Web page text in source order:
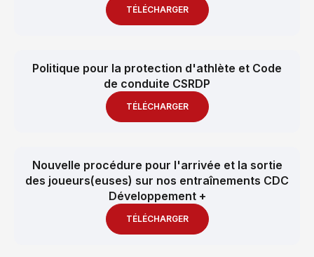
TÉLÉCHARGER
Politique pour la protection d'athlète et Code
de conduite CSRDP
TÉLÉCHARGER
Nouvelle procédure pour l'arrivée et la sortie
des joueurs(euses) sur nos entraînements CDC
Développement +
TÉLÉCHARGER